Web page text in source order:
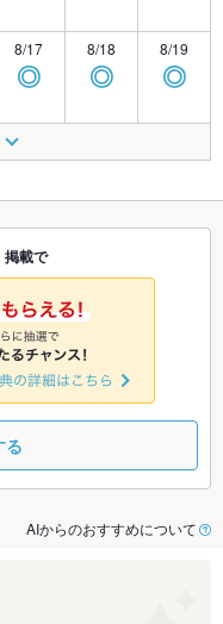
8/17
◎
8/18
◎
8/19
◎
8/24
□ □ □
8/31
□
9/1 9/2
9/7
□
掲載で
る
AIからのおすすめについて